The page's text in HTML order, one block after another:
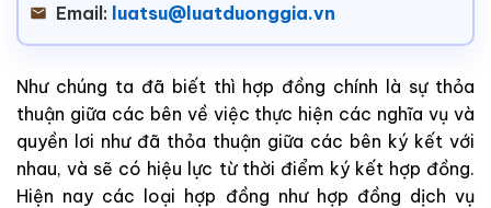
Email: luatsu@luatduonggia.vn
Như chúng ta đã biết thì hợp đồng chính là sự thỏa
thuận giữa các bên về việc thực hiện các nghĩa vụ và
quyền lơi như đã thỏa thuận giữa các bên ký kết với
nhau, và sẽ có hiệu lực từ thời điểm ký kết hợp đồng.
Hiện nay các loại hợp đồng như hợp đồng dịch vụ